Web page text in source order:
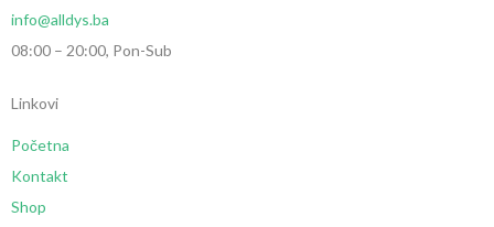
info@alldys.ba
08:00 – 20:00, Pon-Sub
Linkovi
Početna
Kontakt
Shop